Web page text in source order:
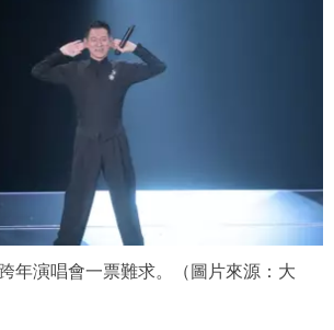
年演唱會一票難求。（圖片來源：大